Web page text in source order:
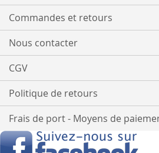
Commandes et retours
Nous contacter
CGV
Politique de retours
Frais de port - Moyens de